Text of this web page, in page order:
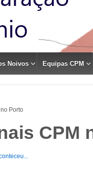
Noivos Equipas CPM
Porto
CPM